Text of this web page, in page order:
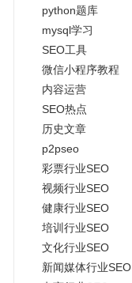
python题库
mysql学习
SEO工具
微信小程序教程
内容运营
SEO热点
历史文章
p2pseo
彩票行业SEO
视频行业SEO
健康行业SEO
培训行业SEO
文化行业SEO
新闻媒体行业SEO